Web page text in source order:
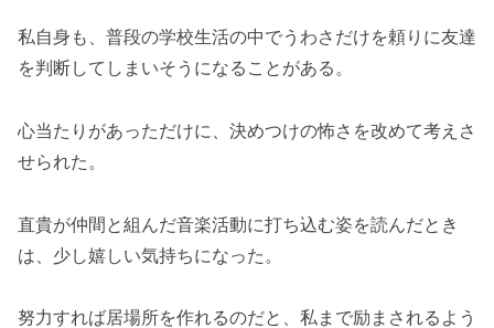
私自身も、普段の学校生活の中でうわさだけを頼りに友達
を判断してしまいそうになることがある。
心当たりがあっただけに、決めつけの怖さを改めて考えさ
せられた。
直貴が仲間と組んだ音楽活動に打ち込む姿を読んだとき
は、少し嬉しい気持ちになった。
努力すれば居場所を作れるのだと、私まで励まされるよう